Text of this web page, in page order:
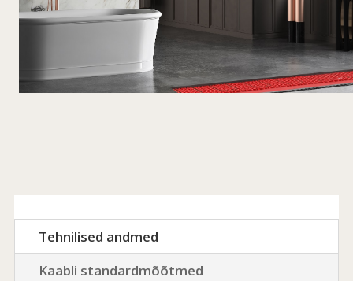
Tehnilised andmed
Kaabli standardmõõtmed